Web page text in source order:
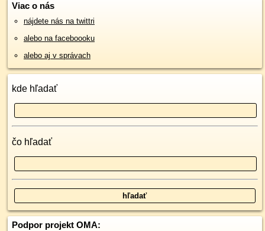
Viac o nás
nájdete nás na twittri
alebo na faceboooku
alebo aj v správach
kde hľadať
čo hľadať
Podpor projekt OMA: